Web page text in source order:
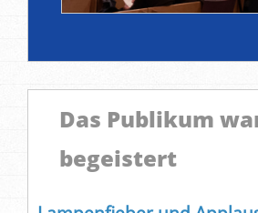
Das Publikum
begeistert